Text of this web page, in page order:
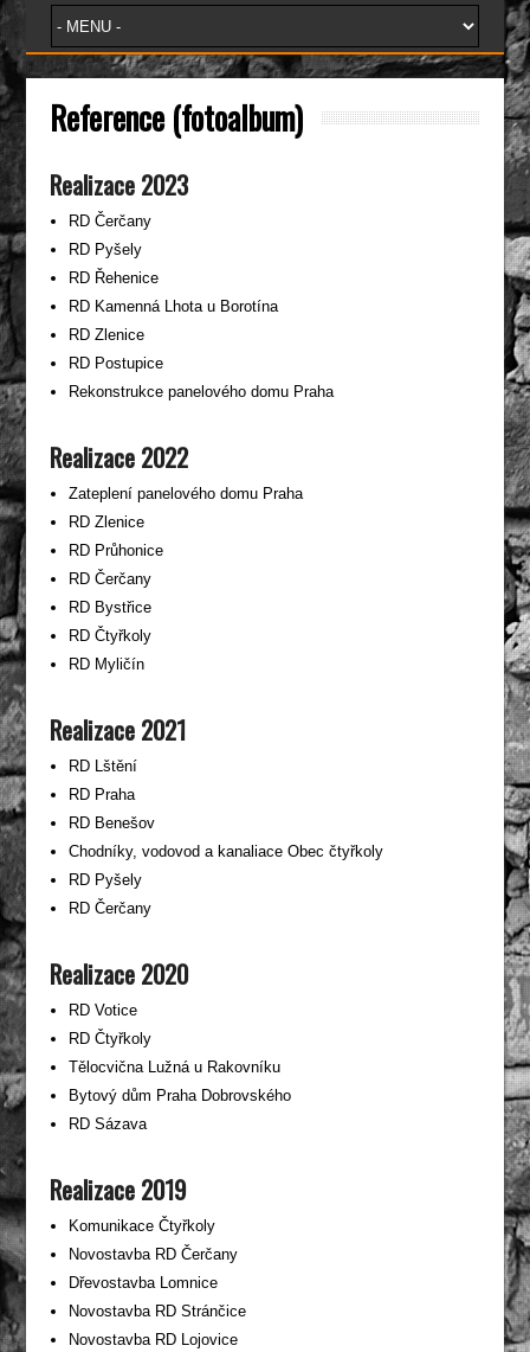
Reference (fotoalbum)
Realizace 2023
RD Čerčany
RD Pyšely
RD Řehenice
RD Kamenná Lhota u Borotína
RD Zlenice
RD Postupice
Rekonstrukce panelového domu Praha
Realizace 2022
Zateplení panelového domu Praha
RD Zlenice
RD Průhonice
RD Čerčany
RD Bystřice
RD Čtyřkoly
RD Myličín
Realizace 2021
RD Lštění
RD Praha
RD Benešov
Chodníky, vodovod a kanaliace Obec čtyřkoly
RD Pyšely
RD Čerčany
Realizace 2020
RD Votice
RD Čtyřkoly
Tělocvična Lužná u Rakovníku
Bytový dům Praha Dobrovského
RD Sázava
Realizace 2019
Komunikace Čtyřkoly
Novostavba RD Čerčany
Dřevostavba Lomnice
Novostavba RD Stránčice
Novostavba RD Lojovice